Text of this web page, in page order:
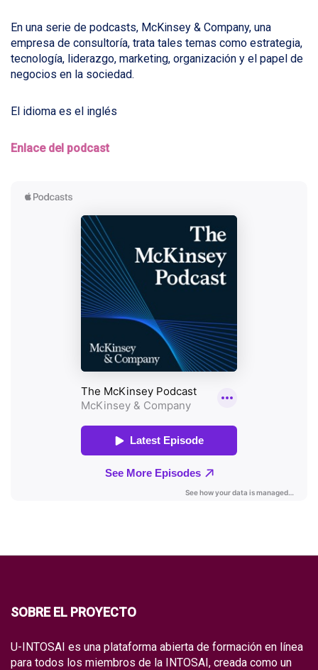
En una serie de podcasts, McKinsey & Company, una
empresa de consultoría, trata tales temas como estrategia,
tecnología, liderazgo, marketing, organización y el papel de
negocios en la sociedad.
El idioma es el inglés
Enlace del podcast
SOBRE EL PROYECTO
U-INTOSAI es una plataforma abierta de formación en línea
para todos los miembros de la INTOSAI, creada como un